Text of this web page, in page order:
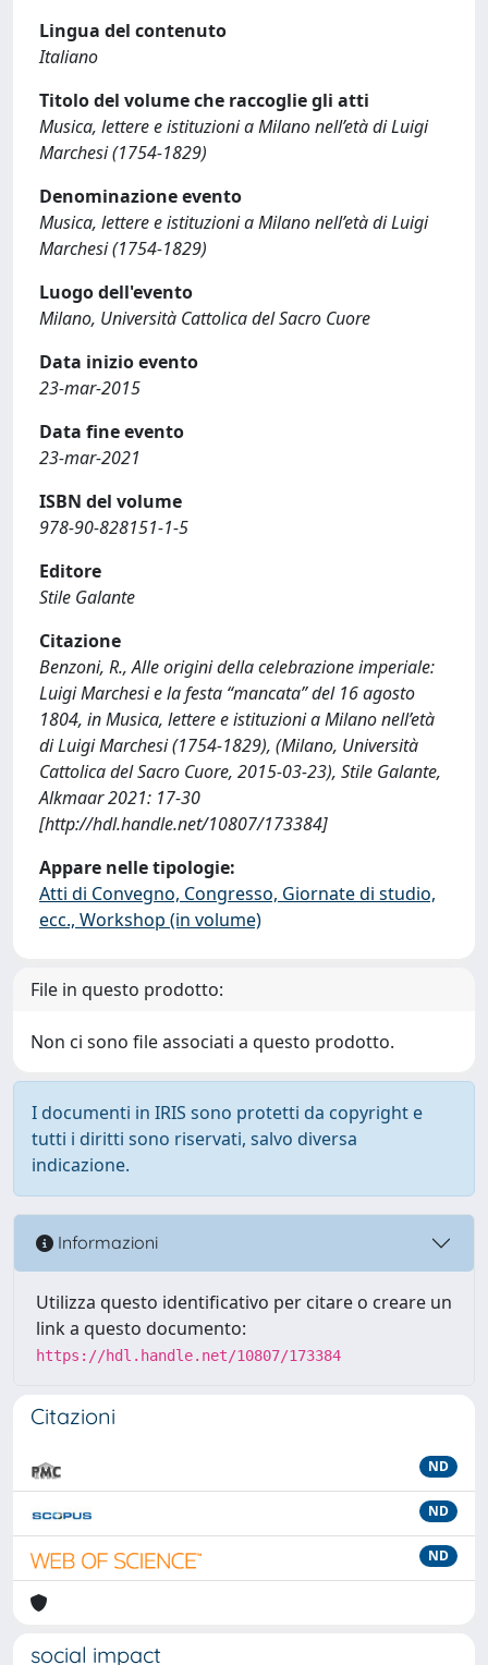
Lingua del contenuto
Italiano
Titolo del volume che raccoglie gli atti
Musica, lettere e istituzioni a Milano nell’età di Luigi
Marchesi (1754-1829)
Denominazione evento
Musica, lettere e istituzioni a Milano nell’età di Luigi
Marchesi (1754-1829)
Luogo dell'evento
Milano, Università Cattolica del Sacro Cuore
Data inizio evento
23-mar-2015
Data fine evento
23-mar-2021
ISBN del volume
978-90-828151-1-5
Editore
Stile Galante
Citazione
Benzoni, R., Alle origini della celebrazione imperiale:
Luigi Marchesi e la festa “mancata” del 16 agosto
1804, in Musica, lettere e istituzioni a Milano nell’età
di Luigi Marchesi (1754-1829), (Milano, Università
Cattolica del Sacro Cuore, 2015-03-23), Stile Galante,
Alkmaar 2021: 17-30
[http://hdl.handle.net/10807/173384]
Appare nelle tipologie:
Atti di Convegno, Congresso, Giornate di studio,
ecc., Workshop (in volume)
File in questo prodotto:
Non ci sono file associati a questo prodotto.
I documenti in IRIS sono protetti da copyright e
tutti i diritti sono riservati, salvo diversa
indicazione.
Informazioni
Utilizza questo identificativo per citare o creare un
link a questo documento:
https://hdl.handle.net/10807/173384
Citazioni
ND
ND
ND
social impact